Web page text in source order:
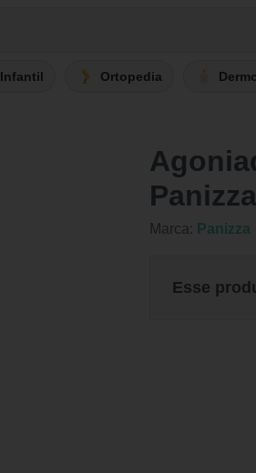
Infantil Ortopedia
Marca: Panizza
Esse